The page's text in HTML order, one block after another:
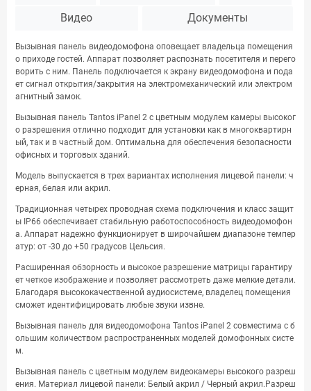
Видео Документы
Вызывная панель видеодомофона оповещает владельца помещения
о приходе гостей. Аппарат позволяет распознать посетителя и перего
ворить с ним. Панель подключается к экрану видеодомофона и пода
ет сигнал открытия/закрытия на электромеханический или электром
агнитный замок.
Вызывная панель Tantos iPanel 2 с цветным модулем камеры высоког
о разрешения отлично подходит для установки как в многоквартирн
ый, так и в частный дом. Оптимальна для обеспечения безопасности
офисных и торговых зданий.
Модель выпускается в трех вариантах исполнения лицевой панели: ч
ерная, белая или акрил.
Традиционная четырех проводная схема подключения и класс защит
ы IP66 обеспечивает стабильную работоспособность видеодомофон
а. Аппарат надежно функционирует в широчайшем диапазоне темпер
атур: от -30 до +50 градусов Цельсия.
Расширенная обзорность и высокое разрешение матрицы гарантиру
ет четкое изображение и позволяет рассмотреть даже мелкие детали.
Благодаря высококачественной аудиосистеме, владелец помещения
сможет идентифицировать любые звуки извне.
Вызывная панель для видеодомофона Tantos iPanel 2 совместима с б
ольшим количеством распространенных моделей домофонных систе
м.
Вызывная панель с цветным модулем видеокамеры высокого разреш
ения. Материал лицевой панели: Белый акрил / Черный акрил.Разреш